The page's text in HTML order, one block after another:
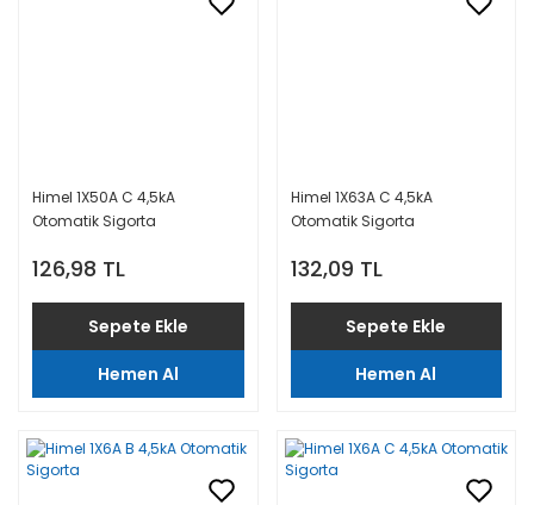
Himel 1X50A C 4,5kA
Otomatik Sigorta
126,98 TL
Sepete Ekle
Hemen Al
Himel 1X63A C 4,5kA
Otomatik Sigorta
132,09 TL
Sepete Ekle
Hemen Al